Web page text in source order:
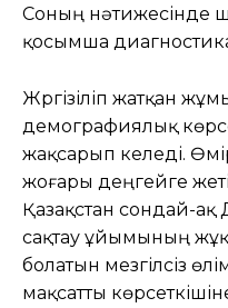
Соның нәтижесінде
қосымша
Жүргізіліп жатқан
демографиялық
жақсарып келеді.
жоғары деңгейге
Қазақстан сондай-ақ
сақтау ұйымының
болатын мезгілсіз
мақсатты